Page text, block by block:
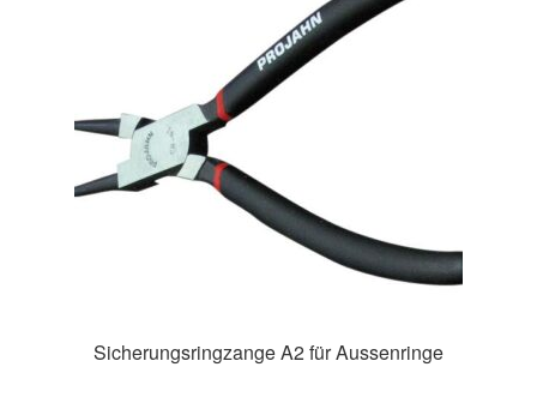
Sicherungsringzange A2 für Aussenringe